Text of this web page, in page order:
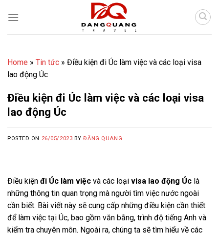
Home » Tin tức » Điều kiện đi Úc làm việc và các loại visa
lao động Úc
Điều kiện đi Úc làm việc và các loại visa
lao động Úc
POSTED ON 26/05/2023 BYĐĂNG QUANG
Điều kiện đi Úc làm việc và các loại visa lao động Úc là
những thông tin quan trọng mà người tìm việc nước ngoài
cần biết. Bài viết này sẽ cung cấp những điều kiện cần thiết
để làm việc tại Úc, bao gồm văn bằng, trình độ tiếng Anh và
kiểm tra chuyên môn. Ngoài ra, chúng ta sẽ tìm hiểu về các